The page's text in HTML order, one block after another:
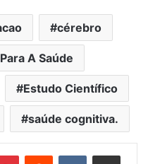
cérebro
A Saúde
Estudo Científico
saúde cognitiva.